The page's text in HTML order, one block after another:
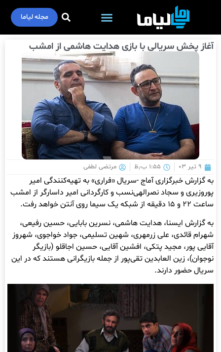
مجله لیاما
آغاز پخش سریالی با بازی هدایت هاشمی از امشب
۹ تیر ۰۳ ۱:۵۵ ب٫ظ مرتضی لطفی
به گزارش خبرگزاری آماج -سریال «فراری» به تهیه‌کنندگی امیر
پوروزیری و سجاد نصرالهی‌نسب و کارگردانی امیر داسارگر از امشب
ساعت ۲۲ و ۱۵ دقیقه از شبکه یک سیما روی آنتن خواهد رفت.
به گزارش ایسنا، هدایت هاشمی، نسرین بابایی، حسین رفیعی،
شهرام قائدی، علی زرمهری، شهین تسلیمی، جواد خواجوی، شهروز
آقایی پور، مجید پتکی، افشین آقایی، حسین اجاقلو (بازیگر
نوجوان)، زین العابدین تقی‌پور از جمله بازیگرانی هستند که در این
سریال حضور دارند.